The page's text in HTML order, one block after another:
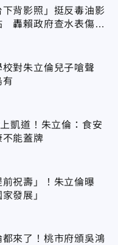
背影照」挺反毒油影
轟賴政府查水表傷害
校對朱立倫兒子嗆聲
有
凱道！朱立倫：食安
不能蓋牌
祝壽」！朱立倫曝
發展」
來了！桃市府頒吳鴻